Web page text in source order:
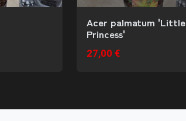
Acer palmatum 'Little
Princess'
27,00 €